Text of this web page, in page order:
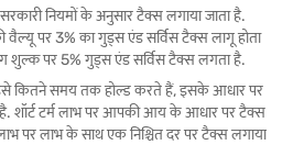
सकती है. अपनीगोल्ड लोन योग्यताअभी चेक करें
नियमों के अनुसार टैक्स लगाया जाता है.
पर 3% का गुड्स एंड सर्विस टैक्स लागू होता
शुल्क पर 5% गुड्स एंड सर्विस टैक्स लगता है.
कितने समय तक होल्ड करते हैं, इसके आधार पर
शॉर्ट टर्म लाभ पर आपकी आय के आधार पर टैक्स
पर लाभ के साथ एक निश्चित दर पर टैक्स लगाया